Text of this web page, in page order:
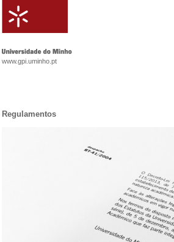
www.gpi.uminho.pt
Regulamentos